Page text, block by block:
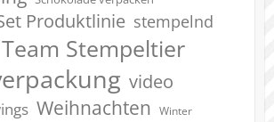
Produktlinie stempelnd
Team Stempeltier
video
Weihnachten Winter